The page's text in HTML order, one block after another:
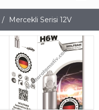
Mercekli Serisi 12V